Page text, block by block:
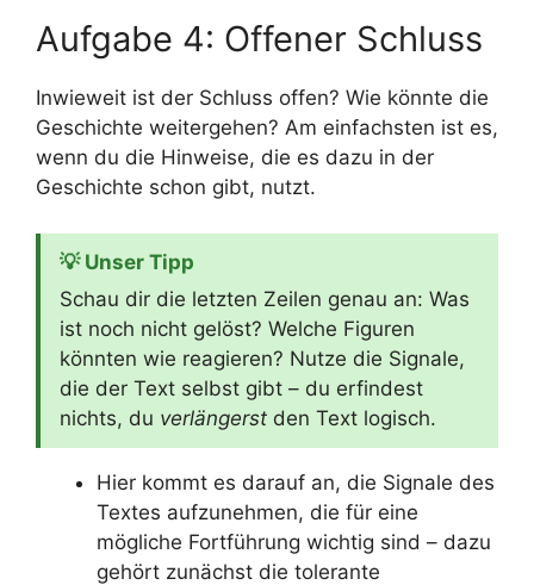
Aufgabe 4: Offener Schluss
Inwieweit ist der Schluss offen? Wie könnte die
Geschichte weitergehen? Am einfachsten ist es,
wenn du die Hinweise, die es dazu in der
Geschichte schon gibt, nutzt.
💡 Unser Tipp
Schau dir die letzten Zeilen genau an: Was
ist noch nicht gelöst? Welche Figuren
könnten wie reagieren? Nutze die Signale,
die der Text selbst gibt – du erfindest
nichts, du verlängerst den Text logisch.
Hier kommt es darauf an, die Signale des
Textes aufzunehmen, die für eine
mögliche Fortführung wichtig sind – dazu
gehört zunächst die tolerante